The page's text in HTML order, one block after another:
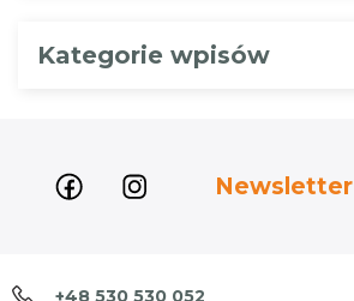
Kategorie wpisów
Newsletter
+48 530 530 052